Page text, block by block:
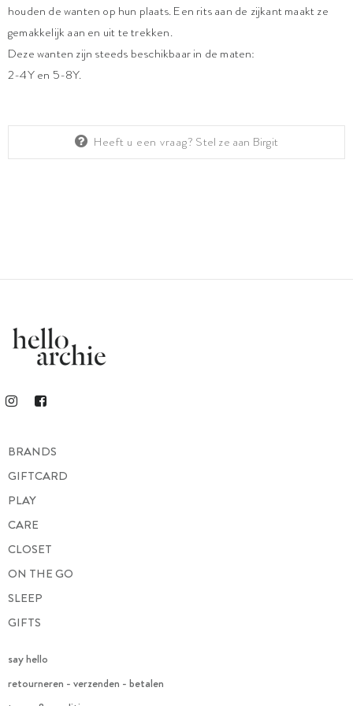
houden de wanten op hun plaats. Een rits aan de zijkant maakt ze
gemakkelijk aan en uit te trekken.
Deze wanten zijn steeds beschikbaar in de maten:
2-4Y en 5-8Y.
Heeft u een vraag? Stel ze aan Birgit
BRANDS
GIFTCARD
PLAY
CARE
CLOSET
ON THE GO
SLEEP
GIFTS
say hello
retourneren - verzenden - betalen